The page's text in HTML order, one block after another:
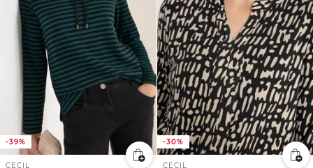
-39%
CECIL
-30%
CECIL